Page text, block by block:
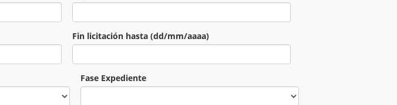
Fin licitación hasta (dd/mm/aaaa)
Fase Expediente